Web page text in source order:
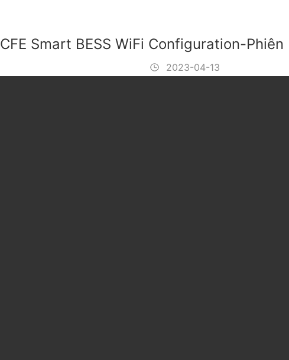
CFE Smart BESS WiFi Configuration-
2023-04-13